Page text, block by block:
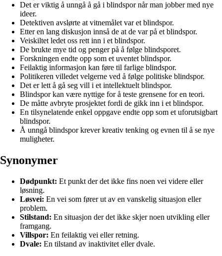
Det er viktig å unngå å gå i blindspor når man jobber med nye
ideer.
Detektiven avslørte at vitnemålet var et blindspor.
Etter en lang diskusjon innså de at de var på et blindspor.
Veiskiltet ledet oss rett inn i et blindspor.
De brukte mye tid og penger på å følge blindsporet.
Forskningen endte opp som et uventet blindspor.
Feilaktig informasjon kan føre til farlige blindspor.
Politikeren villedet velgerne ved å følge politiske blindspor.
Det er lett å gå seg vill i et intellektuelt blindspor.
Blindspor kan være nyttige for å teste grensene for en teori.
De måtte avbryte prosjektet fordi de gikk inn i et blindspor.
En tilsynelatende enkel oppgave endte opp som et uforutsigbart
blindspor.
Å unngå blindspor krever kreativ tenking og evnen til å se nye
muligheter.
Synonymer
Dødpunkt: Et punkt der det ikke fins noen vei videre eller
løsning.
Løsvei: En vei som fører ut av en vanskelig situasjon eller
problem.
Stilstand: En situasjon der det ikke skjer noen utvikling eller
framgang.
Villspor: En feilaktig vei eller retning.
Dvale: En tilstand av inaktivitet eller dvale.